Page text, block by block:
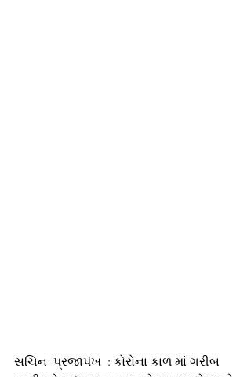
સચિન  પ્રજાપંખ  : કોરોના કાળ માં ગરીબ